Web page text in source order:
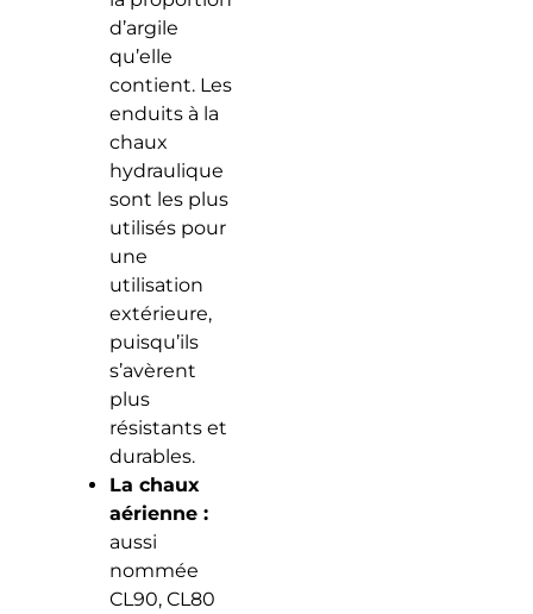
d’argile
qu’elle
contient. Les
enduits à la
chaux
hydraulique
sont les plus
utilisés pour
une
utilisation
extérieure,
puisqu’ils
s’avèrent
plus
résistants et
durables.
La chaux
aérienne :
aussi
nommée
CL90, CL80